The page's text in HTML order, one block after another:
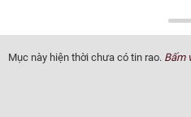
Tất cả
Mục này hiện thời chưa có tin rao. Bấm